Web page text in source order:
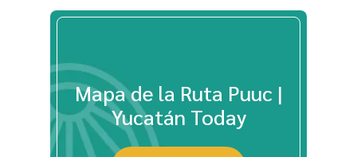
Mapa de la Ruta Puuc |
Yucatán Today